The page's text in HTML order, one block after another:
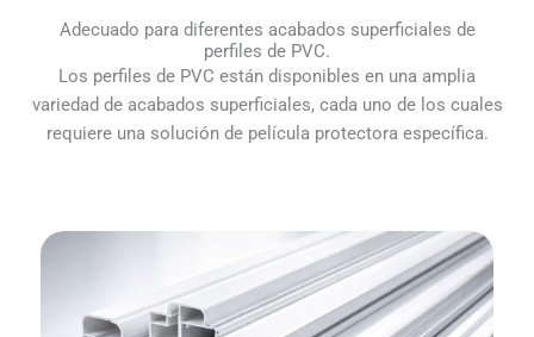
Adecuado para diferentes acabados superficiales de
perfiles de PVC.
Los perfiles de PVC están disponibles en una amplia
variedad de acabados superficiales, cada uno de los cuales
requiere una solución de película protectora específica.